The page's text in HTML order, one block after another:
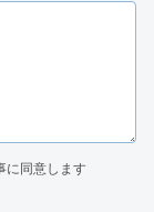
同意します